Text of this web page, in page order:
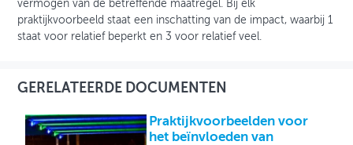
vermogen van de betreffende maatregel. Bij elk
praktijkvoorbeeld staat een inschatting van de impact, waarbij 1
staat voor relatief beperkt en 3 voor relatief veel.
GERELATEERDE DOCUMENTEN
Praktijkvoorbeelden voor
het beïnvloeden van